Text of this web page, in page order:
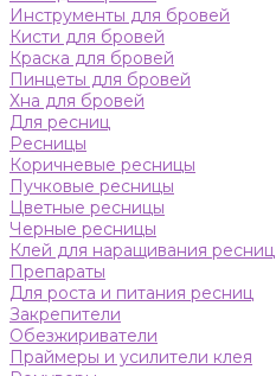
Инструменты для бровей
Кисти для бровей
Краска для бровей
Пинцеты для бровей
Хна для бровей
Для ресниц
Ресницы
Коричневые ресницы
Пучковые ресницы
Цветные ресницы
Черные ресницы
Клей для наращивания ресниц
Препараты
Для роста и питания ресниц
Закрепители
Обезжириватели
Праймеры и усилители клея